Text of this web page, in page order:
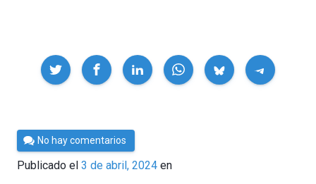
Compartir
Por
César
Tomé
No hay comentarios
Publicado el 3 de abril, 2024 en